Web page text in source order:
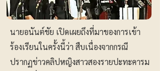
นายอนันต์ชัย เปิดเผยถึงที่มาของการเข้า
ร้องเรียนในครั้งนี้ว่า สืบเนื่องจากกรณี
ปรากฏข่าวคลิปหญิงสาวสองรายปะทะคารม